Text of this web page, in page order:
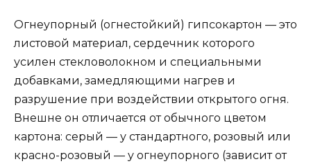
Огнеупорный (огнестойкий) гипсокартон — это
листовой материал, сердечник которого
усилен стекловолокном и специальными
добавками, замедляющими нагрев и
разрушение при воздействии открытого огня.
Внешне он отличается от обычного цветом
картона: серый — у стандартного, розовый или
красно-розовый — у огнеупорного (зависит от